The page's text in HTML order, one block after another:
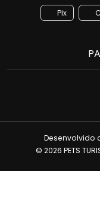
Pix
Desenvolvido
© 2026 PETS